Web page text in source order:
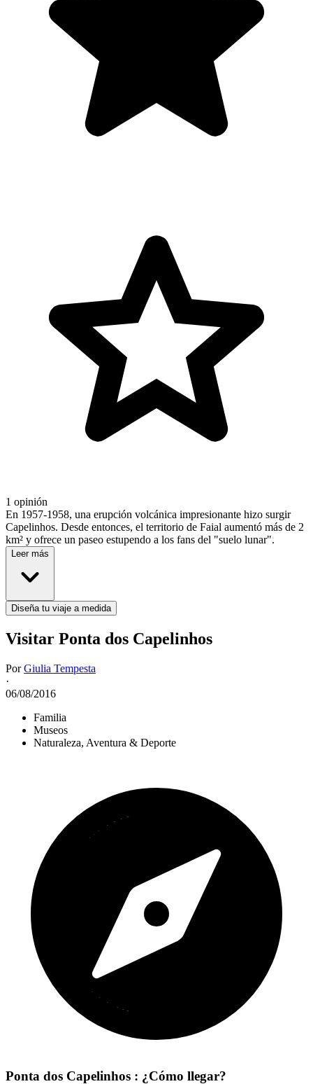
1 opinión
En 1957-1958, una erupción volcánica impresionante hizo surgir
Capelinhos. Desde entonces, el territorio de Faial aumentó más de 2
km² y ofrece un paseo estupendo a los fans del "suelo lunar".
Leer más
Diseña tu viaje a medida
Visitar Ponta dos Capelinhos
PorGiulia Tempesta
·
06/08/2016
Familia
Museos
Naturaleza, Aventura & Deporte
Ponta dos Capelinhos : ¿Cómo llegar?